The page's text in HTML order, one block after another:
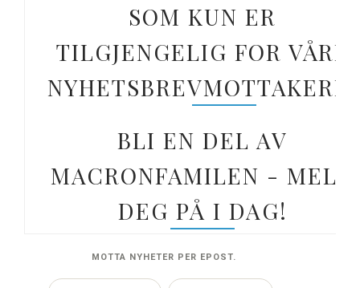
SOM KUN ER
TILGJENGELIG FOR VÅRE
NYHETSBREVMOTTAKERE.
BLI EN DEL AV
MACRONFAMILEN - MELD
DEG PÅ I DAG!
MOTTA NYHETER PER EPOST.